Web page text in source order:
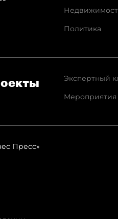
Политика
Экспертный
Пресс»